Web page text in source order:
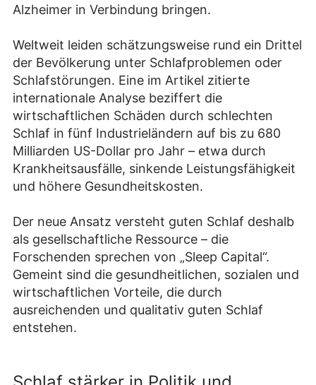
Alzheimer in Verbindung bringen.
Weltweit leiden schätzungsweise rund ein Drittel
der Bevölkerung unter Schlafproblemen oder
Schlafstörungen. Eine im Artikel zitierte
internationale Analyse beziffert die
wirtschaftlichen Schäden durch schlechten
Schlaf in fünf Industrieländern auf bis zu 680
Milliarden US-Dollar pro Jahr – etwa durch
Krankheitsausfälle, sinkende Leistungsfähigkeit
und höhere Gesundheitskosten.
Der neue Ansatz versteht guten Schlaf deshalb
als gesellschaftliche Ressource – die
Forschenden sprechen von „Sleep Capital“.
Gemeint sind die gesundheitlichen, sozialen und
wirtschaftlichen Vorteile, die durch
ausreichenden und qualitativ guten Schlaf
entstehen.